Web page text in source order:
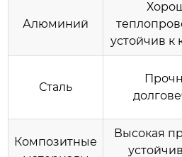
Алюминий
устойчив к
Сталь
Композитные
Высокая